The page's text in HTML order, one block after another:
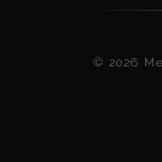
© 2026